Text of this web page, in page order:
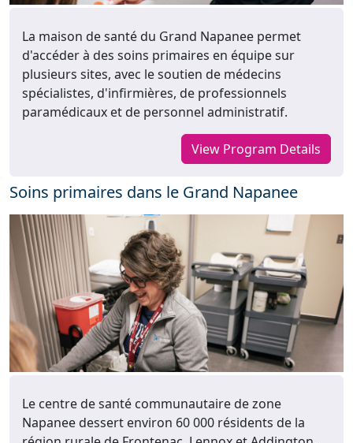
La maison de santé du Grand Napanee permet
d'accéder à des soins primaires en équipe sur
plusieurs sites, avec le soutien de médecins
spécialistes, d'infirmières, de professionnels
paramédicaux et de personnel administratif.
View Program Details
Soins primaires dans le Grand Napanee
Le centre de santé communautaire de zone
Napanee dessert environ 60 000 résidents de la